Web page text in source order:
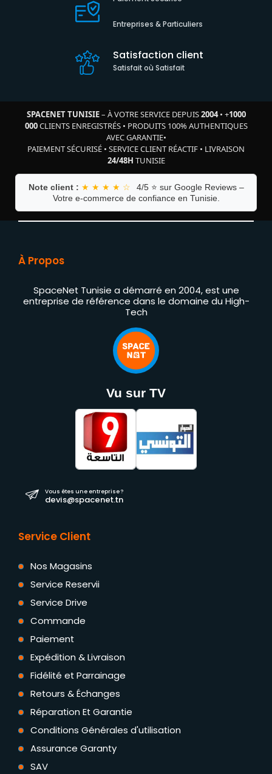
Entreprises & Particuliers
Satisfaction client
Satisfait où Satisfait
SPACENET TUNISIE– À VOTRE SERVICE DEPUIS2004• +1000
000CLIENTS ENREGISTRÉS• PRODUITS 100% AUTHENTIQUES
AVEC GARANTIE•
PAIEMENT SÉCURISÉ • SERVICE CLIENT RÉACTIF • LIVRAISON
24/48H TUNISIE
Note client : ★ ★ ★ ★ ☆
4/5 ⭐ sur Google Reviews –
Votre e-commerce de confiance en Tunisie.
À Propos
SpaceNet Tunisie a démarré en 2004, est une
entreprise de référence dans le domaine du High-
Tech
Vu sur TV
Vous êtes une entreprise ?
devis@spacenet.tn
Service Client
Nos Magasins
Service Reservii
Service Drive
Commande
Paiement
Expédition & Livraison
Fidélité et Parrainage
Retours & Échanges
Réparation Et Garantie
Conditions Générales d'utilisation
Assurance Garanty
SAV